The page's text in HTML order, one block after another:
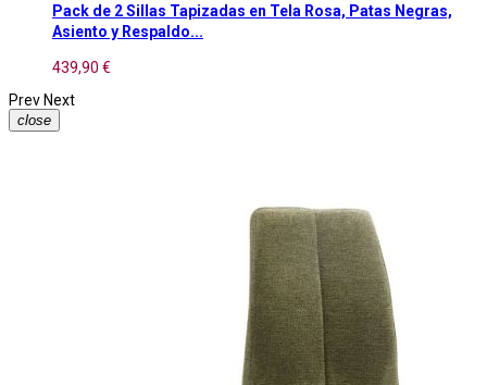
Pack de 2 Sillas Tapizadas en Tela Rosa, Patas Negras,
Asiento y Respaldo...
439,90 €
Prev Next
close